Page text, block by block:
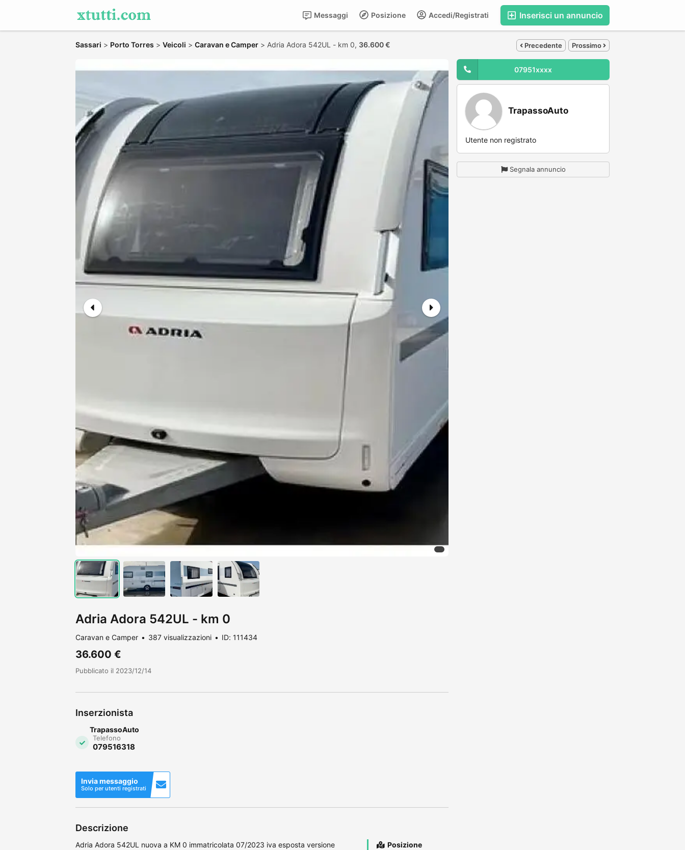
Inserisci un annuncio
Accedi/Registrati
Posizione
Messaggi
Sassari > Porto Torres > Veicoli > Caravan e Camper > Adria Adora 542UL - km 0, 36.600 € Precedente Prossimo
Adria Adora 542UL - km 0
Caravan e Camper 387 visualizzazioni ID: 111434
36.600 €
Pubblicato il 2023/12/14
Inserzionista
TrapassoAuto
Telefono
079516318
Invia messaggio
Solo per utenti registrati
Descrizione
Adria Adora 542UL nuova a KM 0 immatricolata 07/2023 iva esposta versione
Posizione
07951xxxx
TrapassoAuto
Utente non registrato
Segnala annuncio